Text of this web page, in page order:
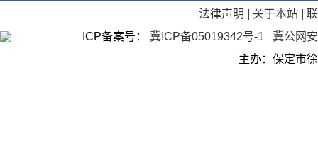
法律声明 关于本站 |
ICP备案号：
冀ICP备05019342号-1
冀公网
主办：保定市